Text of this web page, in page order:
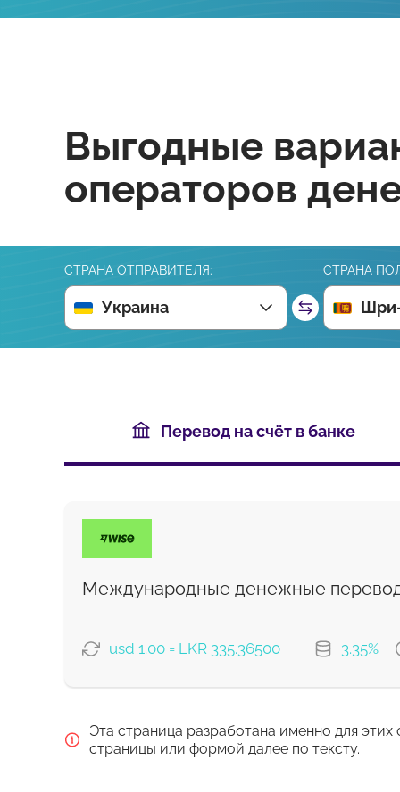
Выгодные
операторов
СТРАНА ОТПРАВИТЕЛЯ:
Украина
СТРАНА
Перевод на счёт в банке
Международные денежные
usd 1.00 = LKR 335.36500 3.35%
Оплатить картой
Эта страница разработана именно для
страницы или формой далее по тексту.